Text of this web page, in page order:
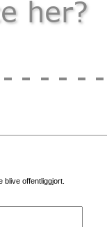
offentliggjort.